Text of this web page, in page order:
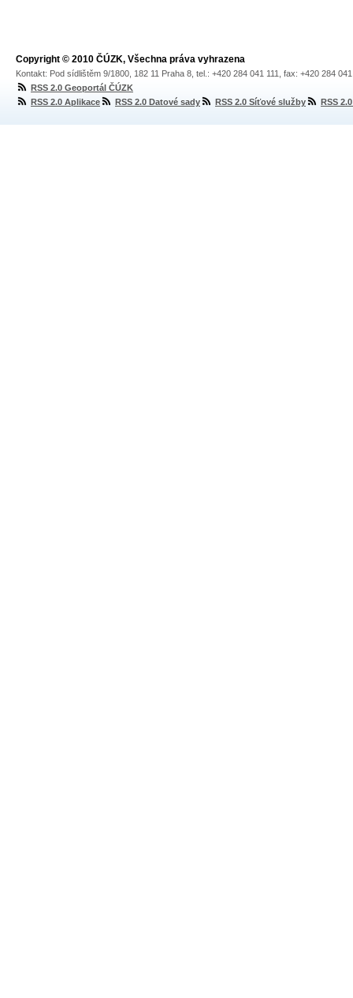
Copyright © 2010 ČÚZK, Všechna práva vyhrazena
Kontakt: Pod sídlištěm 9/1800, 182 11 Praha 8, tel.: +420 284 041 111, fax: +420 284
RSS 2.0 Geoportál ČÚZK
RSS 2.0 Aplikace
RSS 2.0 Datové sady RSS 2.0 Síťové služby RSS